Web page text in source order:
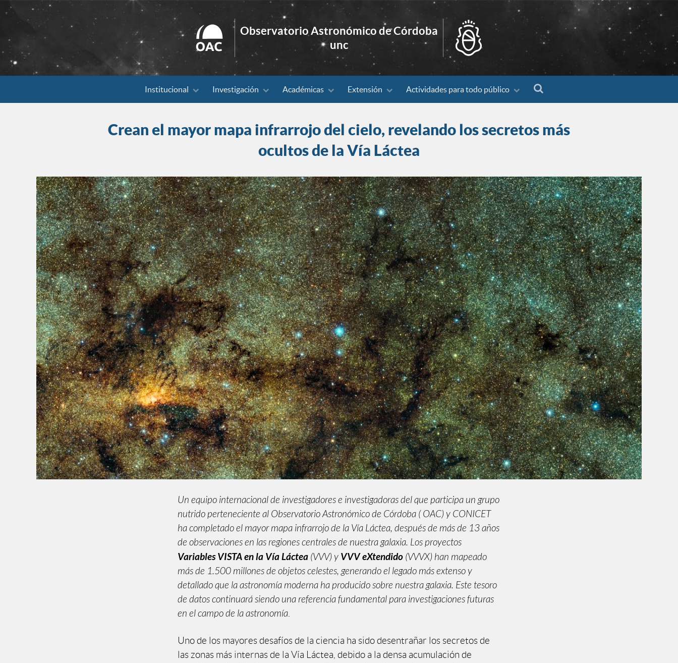
Observatorio Astronómico de Córdoba
unc
Institucional Investigación Académicas Extensión Actividades para todo público
Search
Crean el mayor mapa infrarrojo del cielo, revelando los secretos más
ocultos de la Vía Láctea
Un equipo internacional de investigadores e investigadoras del que participa un grupo
nutrido perteneciente al Observatorio Astronómico de Córdoba ( OAC) y CONICET
ha completado el mayor mapa infrarrojo de la Vía Láctea, después de más de 13 años
de observaciones en las regiones centrales de nuestra galaxia. Los proyectos
Variables VISTA en la Vía Láctea (VVV) y VVV eXtendido (VVVX) han mapeado
más de 1.500 millones de objetos celestes, generando el legado más extenso y
detallado que la astronomía moderna ha producido sobre nuestra galaxia. Este tesoro
de datos continuará siendo una referencia fundamental para investigaciones futuras
en el campo de la astronomía
Uno de los mayores desafíos de la ciencia ha sido desentrañar los secretos de
las zonas más internas de la Vía Láctea, debido a la densa acumulación de